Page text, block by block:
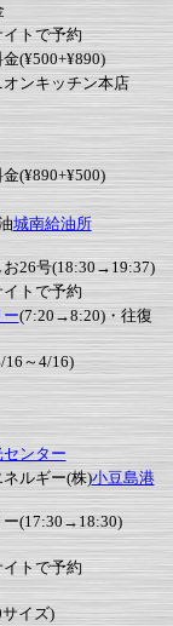
トで予約
(¥500+¥890)
ンキッチン本店
(¥890+¥500)
城南給油所
お26号(18:30→19:37)
トで予約
(7:20→8:20)・往復
16～4/16)
ンター
ルギー(株)小豆島港
ー(17:30→18:30)
トで予約
イズ)